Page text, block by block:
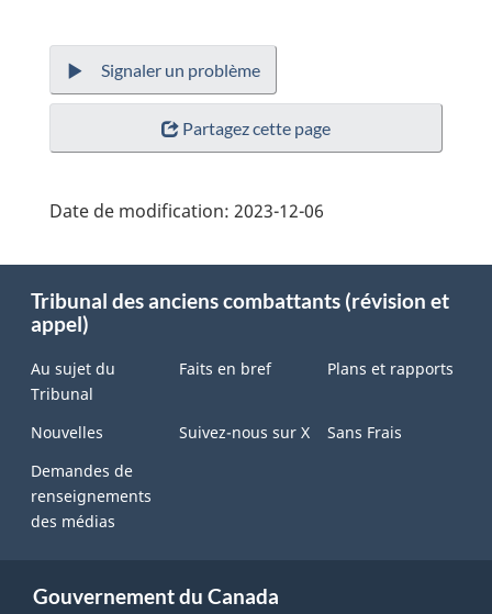
Signaler un problème
Partagez cette page
Date de modification: 2023-12-06
this
site
Tribunal des anciens combattants (révision et
appel)
Au sujet du
Tribunal
Faits en bref Plans et rapports
Nouvelles Suivez-nous sur X
Sans Frais
Demandes de
renseignements
des médias
Gouvernement du Canada